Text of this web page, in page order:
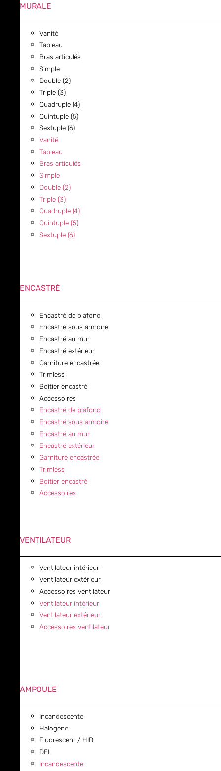
MURALE
Vanité
Tableau
Bras articulés
Simple
Double (2)
Triple (3)
Quadruple (4)
Quintuple (5)
Sextuple (6)
Vanité
Tableau
Bras articulés
Simple
Double (2)
Triple (3)
Quadruple (4)
Quintuple (5)
Sextuple (6)
ENCASTRÉ
Encastré de plafond
Encastré sous armoire
Encastré au mur
Encastré extérieur
Garniture encastrée
Trimless
Boitier encastré
Accessoires
Encastré de plafond
Encastré sous armoire
Encastré au mur
Encastré extérieur
Garniture encastrée
Trimless
Boitier encastré
Accessoires
VENTILATEUR
Ventilateur intérieur
Ventilateur extérieur
Accessoires ventilateur
Ventilateur intérieur
Ventilateur extérieur
Accessoires ventilateur
AMPOULE
Incandescente
Halogène
Fluorescent / HID
DEL
Incandescente